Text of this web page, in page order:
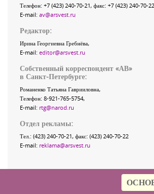
Телефон: +7 (423) 240-70-21, факс: +7 (423) 240-70-22
E-mail: av@arsvest.ru
Редактор:
Ирина Георгиевна Гребнёва,
E-mail: editor@arsvest.ru
Собственный корреспондент «АВ»
в Санкт-Петербурге:
Романенко Татьяна Гаврииловна,
Телефон: 8-921-765-5754,
E-mail: rtg@narod.ru
Отдел рекламы:
Тел.: (423) 240-70-21, факс: (423) 240-70-22
E-mail: reklama@arsvest.ru